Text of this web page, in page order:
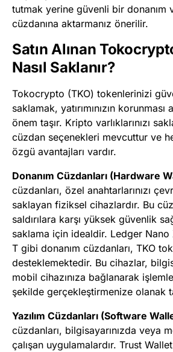
tutmak yerine güvenli bir donanım
cüzdanına aktarmanız önerilir.
Satın Alınan
Nasıl Saklanır?
Tokocrypto (TKO) tokenlerinizi
saklamak, yatırımınızın korunması
önem taşır. Kripto varlıklarınızı
cüzdan seçenekleri mevcuttur ve
özgü avantajları vardır.
Donanım Cüzdanları (Hardware
cüzdanları, özel anahtarlarınızı
saklayan fiziksel cihazlardır. Bu
saldırılara karşı yüksek güvenlik
saklama için idealdir. Ledger
T gibi donanım cüzdanları, TKO
desteklemektedir. Bu cihazlar,
mobil cihazınıza bağlanarak
şekilde gerçekleştirmenize olanak
Yazılım Cüzdanları (Software
cüzdanları, bilgisayarınızda veya
çalışan uygulamalardır. Trust